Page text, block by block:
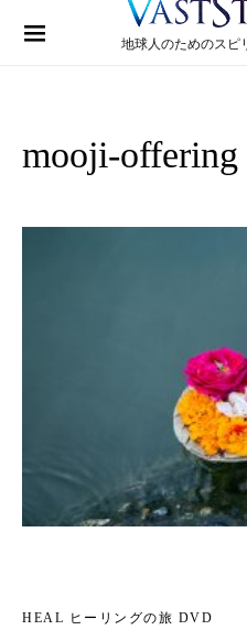
地球人のためのスピ
Search for:
mooji-offering
HEAL ヒーリングの旅 DVD